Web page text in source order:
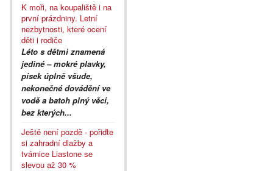
K moři, na koupaliště i na
první prázdniny. Letní
nezbytnosti, které ocení
děti i rodiče
Léto s dětmi znamená
jediné – mokré plavky,
písek úplně všude,
nekonečné dovádění ve
vodě a batoh plný věcí,
bez kterých...
Ještě není pozdě - pořiďte
si zahradní dlažby a
tvárnice Liastone se
slevou až 30 %